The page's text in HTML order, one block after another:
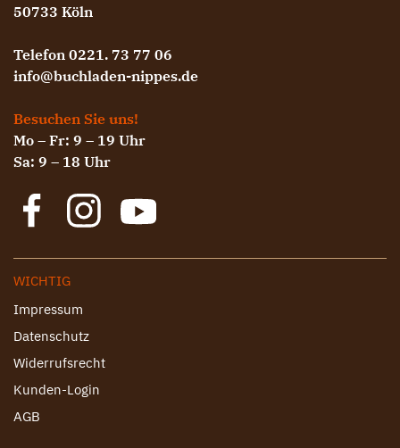
50733 Köln
Telefon 0221. 73 77 06
info@buchladen-nippes.de
Besuchen Sie uns!
Mo – Fr: 9 – 19 Uhr
Sa: 9 – 18 Uhr
WICHTIG
Impressum
Datenschutz
Widerrufsrecht
Kunden-Login
AGB